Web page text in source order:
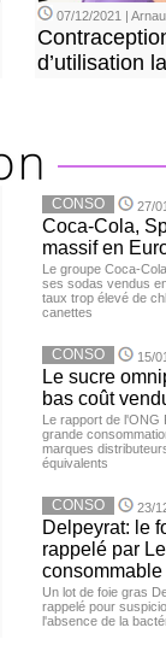
07/12/2021 |
d’utilisation
CONSO 27/
Coca-Cola,
massif en
Le groupe Coca-
ses sodas vendus
taux trop élevé de
canettes
CONSO 15/
Le sucre
bas coût
Le rapport de l'ONG
grande
marques
équivalents
CONSO 23/
Delpeyrat: le
rappelé par
consommable
Un lot de foie gras
rappelé pour
l'absence de la